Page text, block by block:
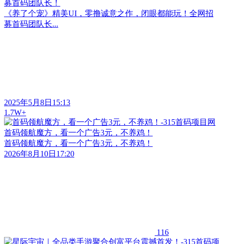
募首码团队长！
《养了个宠》精美UI，零撸诚意之作，闭眼都能玩！全网招
募首码团队长...
2025年5月8日15:13
1.7W+
首码领航魔方，看一个广告3元，不养鸡！
首码领航魔方，看一个广告3元，不养鸡！
2026年8月10日17:20
116